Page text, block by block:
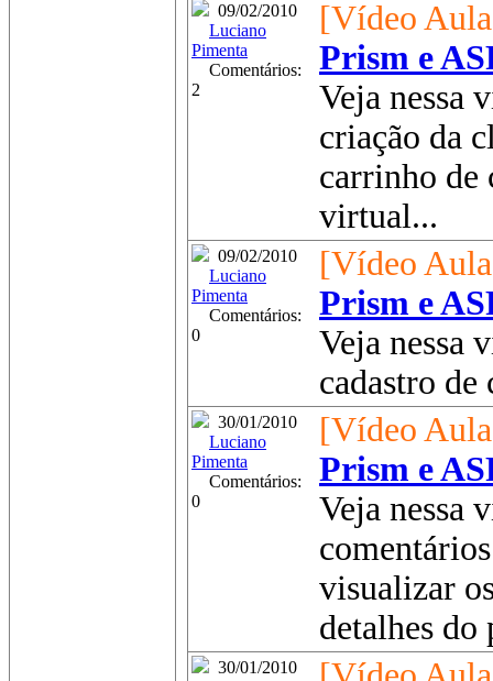
09/02/2010
Luciano
Pimenta
Comentários:
2
[Vídeo
Prism e
Veja nessa
criação da
carrinho de
virtual...
09/02/2010
Luciano
Pimenta
Comentários:
0
[Vídeo
Prism e
Veja nessa
cadastro
30/01/2010
Luciano
Pimenta
Comentários:
0
[Vídeo
Prism e
Veja nessa
visualizar
detalhes do
30/01/2010